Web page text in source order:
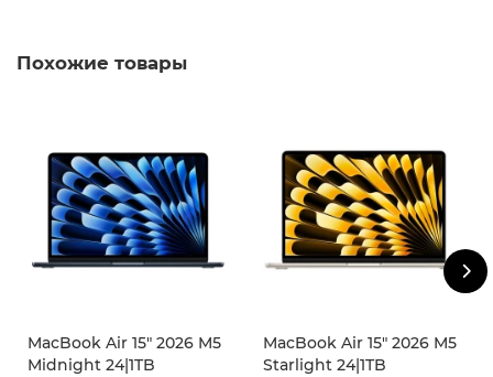
Похожие товары
MacBook Air 15" 2026 M5
Midnight 24|1TB
MacBook Air 15" 2026 M5
Starlight 24|1TB